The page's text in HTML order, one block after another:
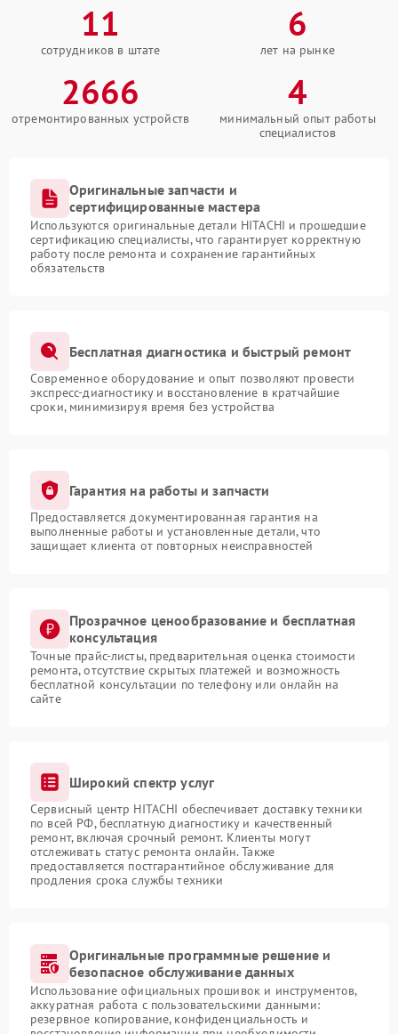
11
сотрудников в штате
6
лет на рынке
2666
отремонтированных устройств
4
минимальный опыт работы
специалистов
Оригинальные запчасти и
сертифицированные мастера
Используются оригинальные детали HITACHI и прошедшие
сертификацию специалисты, что гарантирует корректную
работу после ремонта и сохранение гарантийных
обязательств
Бесплатная диагностика и быстрый ремонт
Современное оборудование и опыт позволяют провести
экспресс-диагностику и восстановление в кратчайшие
сроки, минимизируя время без устройства
Гарантия на работы и запчасти
Предоставляется документированная гарантия на
выполненные работы и установленные детали, что
защищает клиента от повторных неисправностей
Прозрачное ценообразование и бесплатная
консультация
Точные прайс-листы, предварительная оценка стоимости
ремонта, отсутствие скрытых платежей и возможность
бесплатной консультации по телефону или онлайн на
сайте
Широкий спектр услуг
Сервисный центр HITACHI обеспечивает доставку техники
по всей РФ, бесплатную диагностику и качественный
ремонт, включая срочный ремонт. Клиенты могут
отслеживать статус ремонта онлайн. Также
предоставляется постгарантийное обслуживание для
продления срока службы техники
Оригинальные программные решение и
безопасное обслуживание данных
Использование официальных прошивок и инструментов,
аккуратная работа с пользовательскими данными:
резервное копирование, конфиденциальность и